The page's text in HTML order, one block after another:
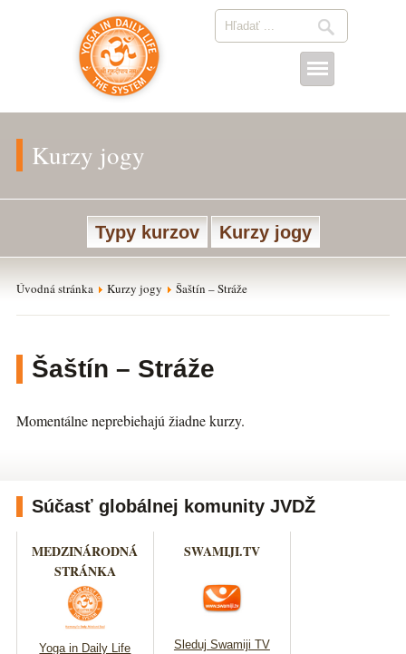
Kurzy jogy
Typy kurzov Kurzy jogy
Úvodná stránka Kurzy jogy Šaštín – Stráže
Šaštín – Stráže
Momentálne neprebiehajú žiadne kurzy.
Súčasť globálnej komunity JVDŽ
MEDZINÁRODNÁ
STRÁNKA
Yoga in Daily Life
SWAMIJI.TV
Sleduj Swamiji TV